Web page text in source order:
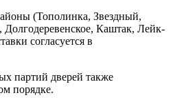
(Тополинка, Звездный,
Долгодеревенское, Каштак, Лейк-
согласуется в
партий дверей также
порядке.